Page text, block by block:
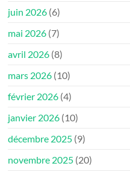
juin 2026 (6)
mai 2026 (7)
avril 2026 (8)
mars 2026 (10)
février 2026 (4)
janvier 2026 (10)
décembre 2025 (9)
novembre 2025 (20)